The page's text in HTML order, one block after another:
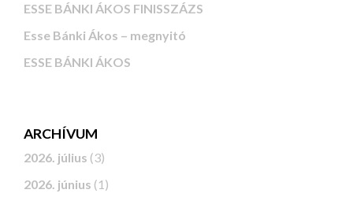
ESSE BÁNKI ÁKOS FINISSZÁZS
Esse Bánki Ákos – megnyitó
ESSE BÁNKI ÁKOS
ARCHÍVUM
2026. július (3)
2026. június (1)